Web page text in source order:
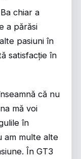
chiar a
a părăsi
pasiuni în
satisfacție în
că nu
mă voi
în
am multe alte
În GT3